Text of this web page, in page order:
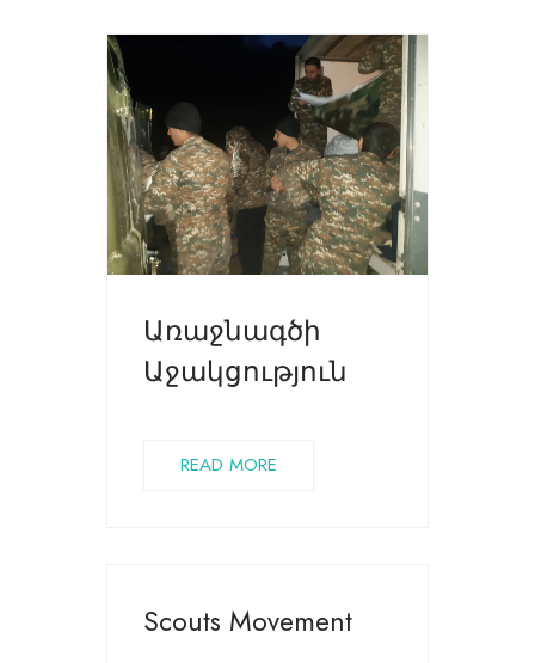
Առաջնագծի
Աջակցություն
READ MORE
Scouts Movement